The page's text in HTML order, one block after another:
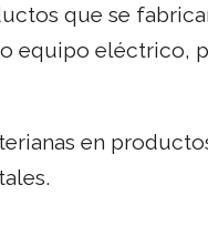
que se
equipo eléctrico,
en